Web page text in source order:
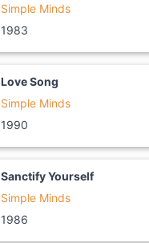
Simple Minds
1983
Love Song
Simple Minds
1990
Sanctify Yourself
Simple Minds
1986